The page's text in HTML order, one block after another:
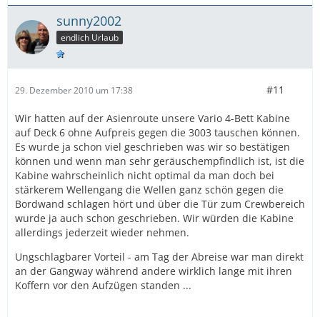
sunny2002
endlich Urlaub
29. Dezember 2010 um 17:38 #11
Wir hatten auf der Asienroute unsere Vario 4-Bett Kabine
auf Deck 6 ohne Aufpreis gegen die 3003 tauschen können.
Es wurde ja schon viel geschrieben was wir so bestätigen
können und wenn man sehr geräuschempfindlich ist, ist die
Kabine wahrscheinlich nicht optimal da man doch bei
stärkerem Wellengang die Wellen ganz schön gegen die
Bordwand schlagen hört und über die Tür zum Crewbereich
wurde ja auch schon geschrieben. Wir würden die Kabine
allerdings jederzeit wieder nehmen.
Ungschlagbarer Vorteil - am Tag der Abreise war man direkt
an der Gangway während andere wirklich lange mit ihren
Koffern vor den Aufzügen standen ...